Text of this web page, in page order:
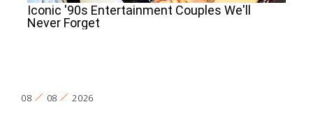
08 08 2026